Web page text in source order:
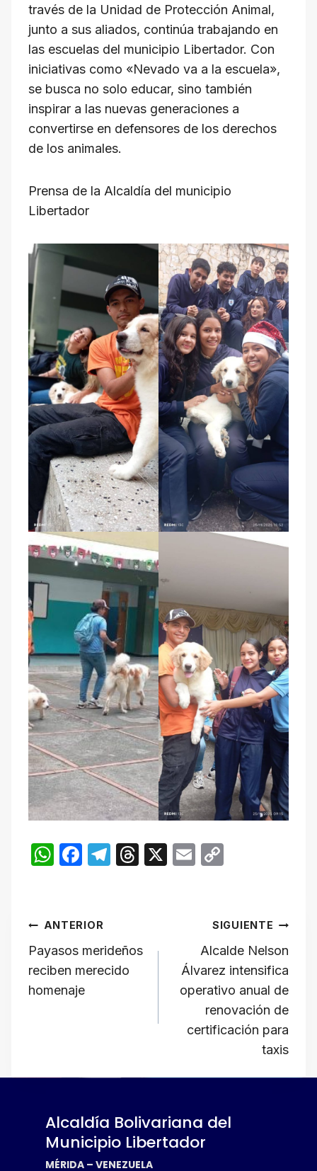
través de la Unidad de Protección Animal,
junto a sus aliados, continúa trabajando en
las escuelas del municipio Libertador. Con
iniciativas como «Nevado va a la escuela»,
se busca no solo educar, sino también
inspirar a las nuevas generaciones a
convertirse en defensores de los derechos
de los animales.
Prensa de la Alcaldía del municipio
Libertador
W
s
A
p
p
F
e
b
o
o
T
a
m
T
d
X
E
y
Li
n
k
Navegación
de
entradas
ANTERIOR
Payasos merideños
reciben merecido
homenaje
SIGUIENTE
Alcalde Nelson
Álvarez intensifica
operativo anual de
renovación de
certificación para
taxis
Alcaldía Bolivariana del
Municipio Libertador
MÉRIDA – VENEZUELA